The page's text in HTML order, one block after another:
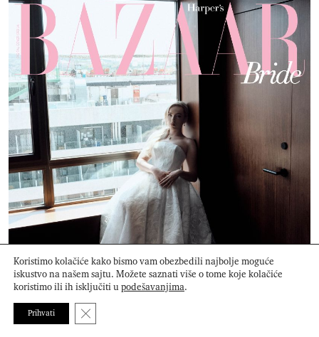
BAZAAR Bride: The Future of Romance
Koristimo kolačiće kako bismo vam obezbedili najbolje moguće
iskustvo na našem sajtu. Možete saznati više o tome koje kolačiće
koristimo ili ih isključiti upodešavanjima.
Prihvati Close GDPR Cookie Banner